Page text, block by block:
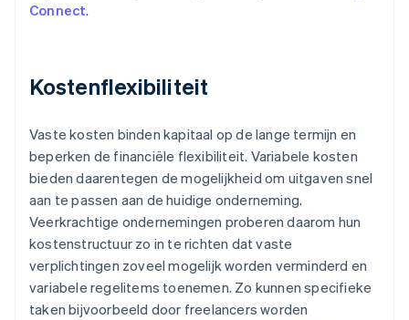
Connect.
Kostenflexibiliteit
Vaste kosten binden kapitaal op de lange termijn en
beperken de financiële flexibiliteit. Variabele kosten
bieden daarentegen de mogelijkheid om uitgaven snel
aan te passen aan de huidige onderneming.
Veerkrachtige ondernemingen proberen daarom hun
kostenstructuur zo in te richten dat vaste
verplichtingen zoveel mogelijk worden verminderd en
variabele regelitems toenemen. Zo kunnen specifieke
taken bijvoorbeeld door freelancers worden